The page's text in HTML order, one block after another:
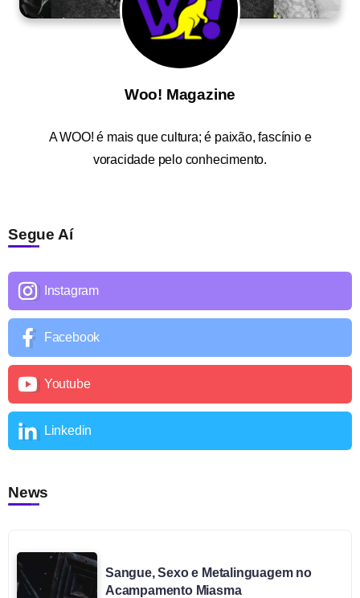
Woo! Magazine
AWOO! é mais que cultura; é paixão, fascínio e
voracidade pelo conhecimento.
Segue Aí
Instagram
Facebook
Youtube
Linkedin
News
Sangue, Sexo e Metalinguagem no
Acampamento Miasma